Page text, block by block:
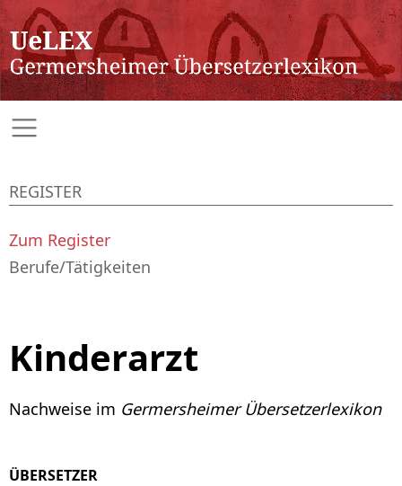
Kinderarzt
Nachweise im Germersheimer Übersetzerlexikon
ÜBERSETZER
REGISTER
Zum Register
Berufe/Tätigkeiten